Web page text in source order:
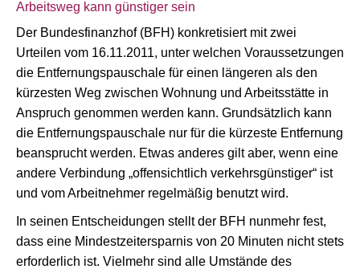
Arbeitsweg kann günstiger sein
Der Bundesfinanzhof (BFH) konkretisiert mit zwei
Urteilen vom 16.11.2011, unter welchen Voraussetzungen
die Entfernungspauschale für einen längeren als den
kürzesten Weg zwischen Wohnung und Arbeitsstätte in
Anspruch genommen werden kann. Grundsätzlich kann
die Entfernungspauschale nur für die kürzeste Entfernung
beansprucht werden. Etwas anderes gilt aber, wenn eine
andere Verbindung „offensichtlich verkehrsgünstiger“ ist
und vom Arbeitnehmer regelmäßig benutzt wird.
In seinen Entscheidungen stellt der BFH nunmehr fest,
dass eine Mindestzeitersparnis von 20 Minuten nicht stets
erforderlich ist. Vielmehr sind alle Umstände des